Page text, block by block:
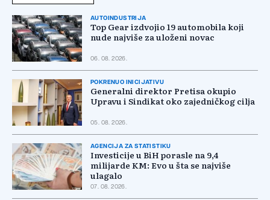
AUTOINDUSTRIJA
Top Gear izdvojio 19 automobila koji
nude najviše za uloženi novac
06. 08. 2026.
POKRENUO INICIJATIVU
Generalni direktor Pretisa okupio
Upravu i Sindikat oko zajedničkog cilja
05. 08. 2026.
AGENCIJA ZA STATISTIKU
Investicije u BiH porasle na 9,4
milijarde KM: Evo u šta se najviše
ulagalo
07. 08. 2026.